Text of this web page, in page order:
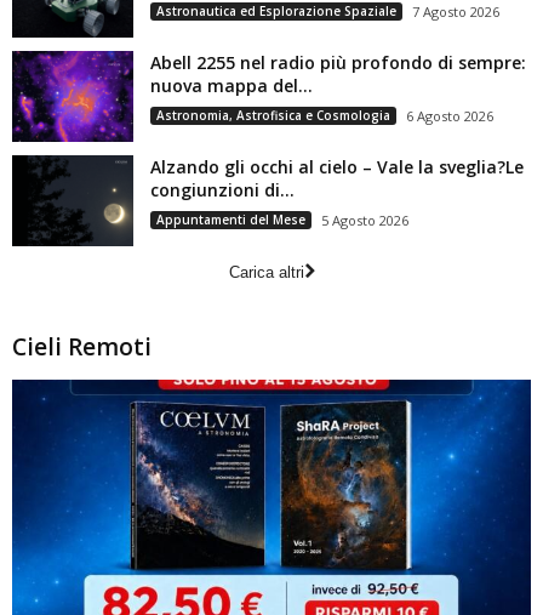
Astronautica ed Esplorazione Spaziale 7 Agosto 2026
Abell 2255 nel radio più profondo di sempre:
nuova mappa del...
Astronomia, Astrofisica e Cosmologia 6 Agosto 2026
Alzando gli occhi al cielo – Vale la sveglia?Le
congiunzioni di...
Appuntamenti del Mese 5 Agosto 2026
Carica altri
Cieli Remoti